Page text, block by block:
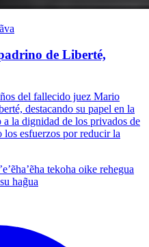
de Liberté,
del fallecido juez Mario
destacando su papel en la
la dignidad de los privados de
esfuerzos por reducir la
tekoha oike rehegua
hag̃ua